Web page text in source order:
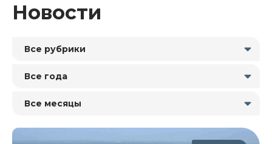
Новости
Все рубрики
Все года
Все месяцы